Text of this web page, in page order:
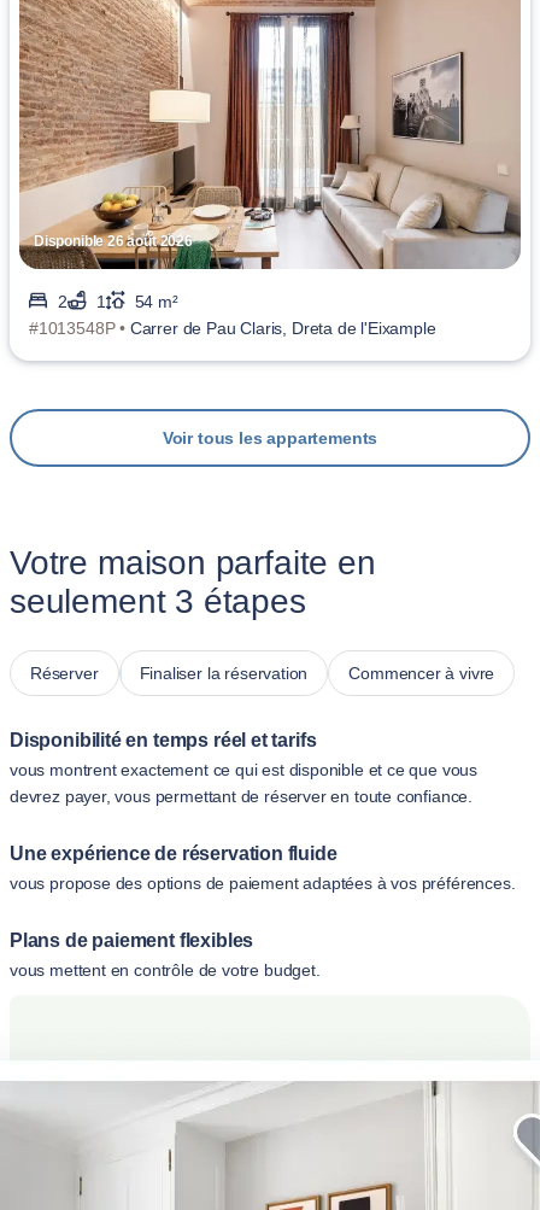
Disponible 26 août 2026
2 1
54 m²
#1013548P • Carrer de Pau Claris, Dreta de l'Eixample
Voir tous les appartements
Votre maison parfaite en
seulement 3 étapes
Réserver Finaliser la réservation Commencer à vivre
Disponibilité en temps réel et tarifs
vous montrent exactement ce qui est disponible et ce que vous
devrez payer, vous permettant de réserver en toute confiance.
Une expérience de réservation fluide
vous propose des options de paiement adaptées à vos préférences.
Plans de paiement flexibles
vous mettent en contrôle de votre budget.